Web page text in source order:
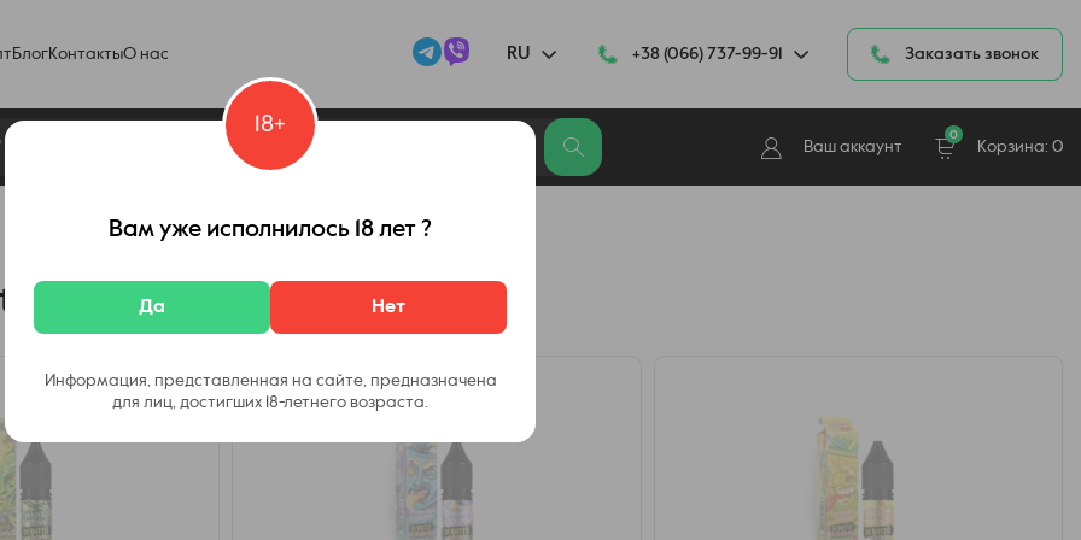
БлогКонтактыО нас RU +38 (066) 737-99-91 Заказать звонок
Ваш аккаунт
0
Корзина: 0
Набор In Bottle Salt Puzzle In Bottle Salt Puzzle 10 мл
Salt Puzzle 10 мл
18+
Вам уже исполнилось 18 лет ?
Да Нет
Информация, представленная на сайте, предназначена
для лиц, достигших 18-летнего возраста.